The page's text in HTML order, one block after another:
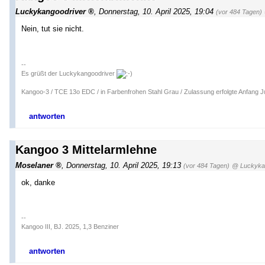
Luckykangoodriver , Donnerstag, 10. April 2025, 19:04 (vor 484 Tagen)
Nein, tut sie nicht.
--
Es grüßt der Luckykangoodriver
Kangoo-3 / TCE 13o EDC / in Farbenfrohen Stahl Grau / Zulassung erfolgte Anfang
antworten
Kangoo 3 Mittelarmlehne
Moselaner Donnerstag, 10. April 2025, 19:13 (vor 484 Tagen) @
ok, danke
--
Kangoo III, BJ. 2025, 1,3 Benziner
antworten